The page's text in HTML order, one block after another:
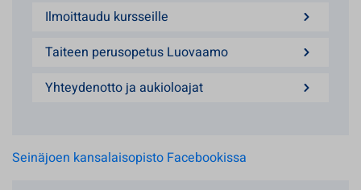
Ilmoittaudu kursseille
Taiteen perusopetus Luovaamo
Yhteydenotto ja aukioloajat
Seinäjoen kansalaisopisto Facebookissa